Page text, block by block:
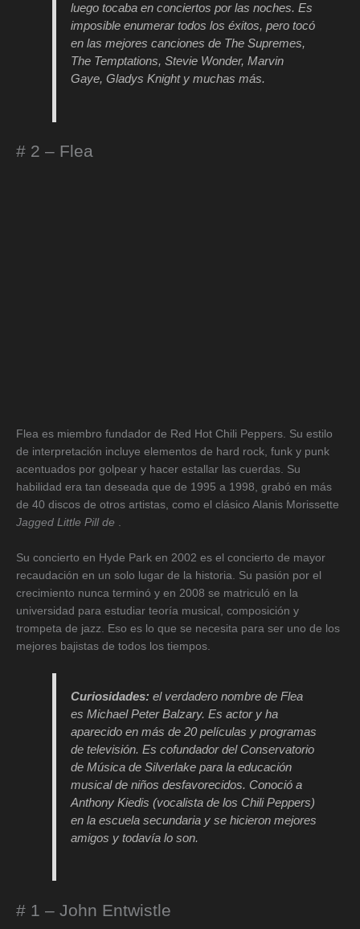
luego tocaba en conciertos por las noches. Es
imposible enumerar todos los éxitos, pero tocó
en las mejores canciones de The Supremes,
The Temptations, Stevie Wonder, Marvin
Gaye, Gladys Knight y muchas más.
# 2 – Flea
Flea es miembro fundador de Red Hot Chili Peppers. Su estilo
de interpretación incluye elementos de hard rock, funk y punk
acentuados por golpear y hacer estallar las cuerdas. Su
habilidad era tan deseada que de 1995 a 1998, grabó en más
de 40 discos de otros artistas, como el clásico Alanis Morissette
Jagged Little Pill de
Su concierto en Hyde Park en 2002 es el concierto de mayor
recaudación en un solo lugar de la historia. Su pasión por el
crecimiento nunca terminó y en 2008 se matriculó en la
universidad para estudiar teoría musical, composición y
trompeta de jazz. Eso es lo que se necesita para ser uno de los
mejores bajistas de todos los tiempos.
Curiosidades:el verdadero nombre de Flea
es Michael Peter Balzary. Es actor y ha
aparecido en más de 20 películas y programas
de televisión. Es cofundador del Conservatorio
de Música de Silverlake para la educación
musical de niños desfavorecidos. Conoció a
Anthony Kiedis (vocalista de los Chili Peppers)
en la escuela secundaria y se hicieron mejores
amigos y todavía lo son.
# 1 – John Entwistle